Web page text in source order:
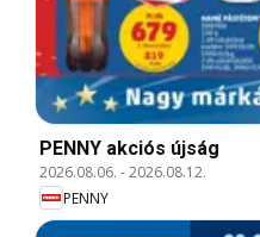
PENNY akciós újság
2026.08.06. -2026.08.12.
PENNY